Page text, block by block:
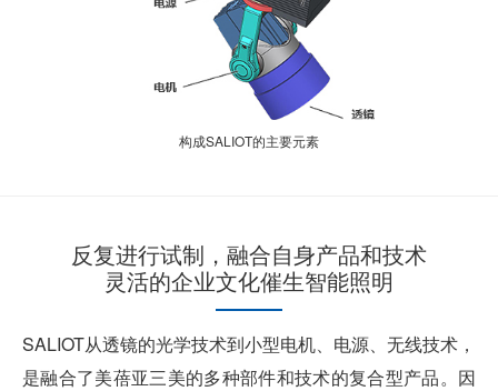
构成SALIOT的主要元素
反复进行试制，融合自身产品和技术
灵活的企业文化催生智能照明
SALIOT从透镜的光学技术到小型电机、电源、无线技术，
是融合了美蓓亚三美的多种部件和技术的复合型产品。因